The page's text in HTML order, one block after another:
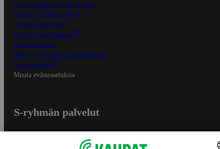
Osuuskauppojen yhteystiedot
Tilaus- ja toimitusehdot
Tietosuojakäytäntö
Palvelun käyttöehdot
Saavutettavuus
Mobiilisovelluksen saavutettavuus
Mainostajalle
Muuta evästeasetuksia
S-ryhmän palvelut